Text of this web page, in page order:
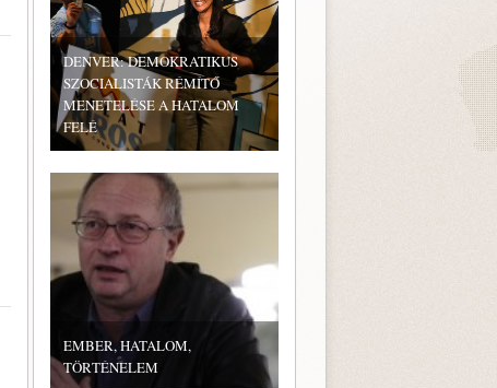
DENVER: DEMOKRATIKUS
SZOCIALISTÁK RÉMÍTŐ
MENETELÉSE A HATALOM
FELÉ
EMBER, HATALOM,
TÖRTÉNELEM